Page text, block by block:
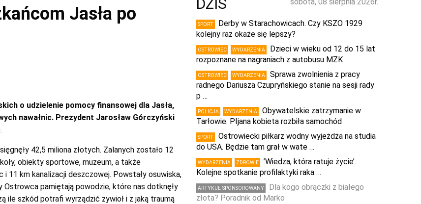
Jasła po
o udzielenie pomocy finansowej dla Jasła,
nawałnic. Prezydent Jarosław Górczyński
.
42,5 miliona złotych. Zalanych zostało 12
obiekty sportowe, muzeum, a także
11 km kanalizacji deszczowej. Powstały osuwiska,
Ostrowca pamiętają powodzie, które nas dotknęły
ile szkód potrafi wyrządzić żywioł i z jaką traumą
DZIŚ
SPORT
Derby w Starachowicach. Czy KSZO 1929
kolejny raz okaże się lepszy?
OSTROWIEC WYDARZENIA
Dzieci w wieku od 12 do 15 lat
rozpoznane na nagraniach z autobusu MZK
OSTROWIEC WYDARZENIA
Sprawa zwolnienia z pracy
radnego Dariusza Czupryńskiego stanie na sesji rady
p …
POLICJA WYDARZENIA
Obywatelskie zatrzymanie w
Tarłowie. PIjana kobieta rozbiła samochód
SPORT
Ostrowiecki piłkarz wodny wyjeżdża na studia
do USA. Będzie tam grał w wate …
WYDARZENIA ZDROWIE
’Wiedza, która ratuje życie’.
Kolejne spotkanie profilaktyki raka …
ARTYKUŁ SPONSOROWANY
Dla kogo obrączki z białego
złota? Poradnik od Marko